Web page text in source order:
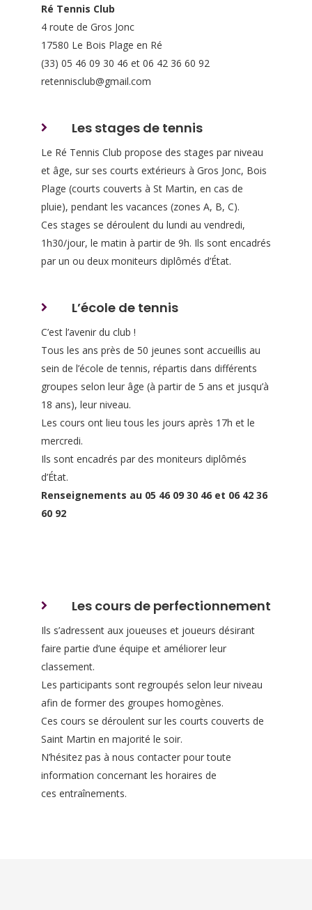
Ré Tennis Club
4 route de Gros Jonc
17580 Le Bois Plage en Ré
(33) 05 46 09 30 46 et 06 42 36 60 92
retennisclub@gmail.com
Les stages de tennis
Le Ré Tennis Club propose des stages par niveau
et âge, sur ses courts extérieurs à Gros Jonc, Bois
Plage (courts couverts à St Martin, en cas de
pluie), pendant les vacances (zones A, B, C).
Ces stages se déroulent du lundi au vendredi,
1h30/jour, le matin à partir de 9h. Ils sont encadrés
par un ou deux moniteurs diplômés d’État.
L’école de tennis
C’est l’avenir du club !
Tous les ans près de 50 jeunes sont accueillis au
sein de l’école de tennis, répartis dans différents
groupes selon leur âge (à partir de 5 ans et jusqu’à
18 ans), leur niveau.
Les cours ont lieu tous les jours après 17h et le
mercredi.
Ils sont encadrés par des moniteurs diplômés
d’État.
Renseignements au 05 46 09 30 46 et 06 42 36
60 92
Les cours de perfectionnement
Ils s’adressent aux joueuses et joueurs désirant
faire partie d’une équipe et améliorer leur
classement.
Les participants sont regroupés selon leur niveau
afin de former des groupes homogènes.
Ces cours se déroulent sur les courts couverts de
Saint Martin en majorité le soir.
N’hésitez pas à nous contacter pour toute
information concernant les horaires de
ces entraînements.